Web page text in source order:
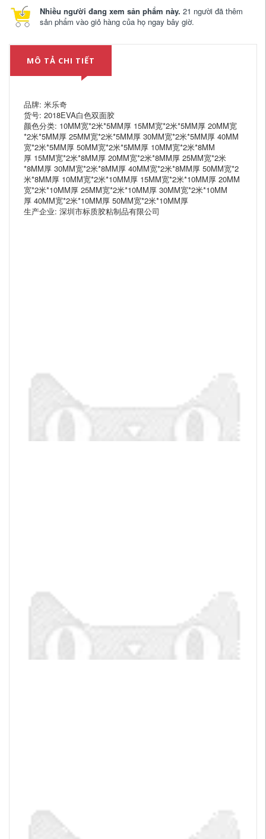
Nhiều người đang xem sản phẩm này. 21 người đã thêm
sản phẩm vào giỏ hàng của họ ngay bây giờ.
MÔ TẢ CHI TIẾT
品牌: 米乐奇
货号: 2018EVA白色双面胶
颜色分类: 10MM宽*2米*5MM厚 15MM宽*2米*5MM厚 20MM宽
*2米*5MM厚 25MM宽*2米*5MM厚 30MM宽*2米*5MM厚 40MM
宽*2米*5MM厚 50MM宽*2米*5MM厚 10MM宽*2米*8MM
厚 15MM宽*2米*8MM厚 20MM宽*2米*8MM厚 25MM宽*2米
*8MM厚 30MM宽*2米*8MM厚 40MM宽*2米*8MM厚 50MM宽*2
米*8MM厚 10MM宽*2米*10MM厚 15MM宽*2米*10MM厚 20MM
宽*2米*10MM厚 25MM宽*2米*10MM厚 30MM宽*2米*10MM
厚 40MM宽*2米*10MM厚 50MM宽*2米*10MM厚
生产企业: 深圳市标质胶粘制品有限公司